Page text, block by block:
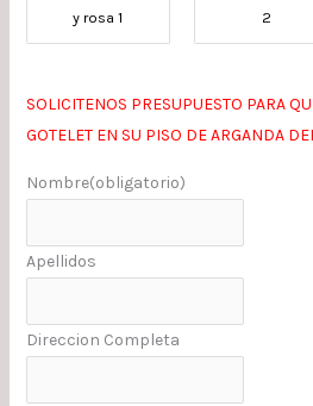
y rosa 1
2
SOLICITENOS PRESUPUESTO PARA
GOTELET EN SU PISO DE ARGANDA
Nombre(obligatorio)
Apellidos
Direccion Completa